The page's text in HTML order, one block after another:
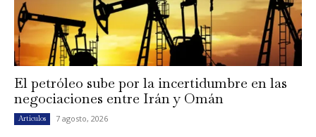
El petróleo sube por la incertidumbre en las
negociaciones entre Irán y Omán
Artículos 7 agosto, 2026